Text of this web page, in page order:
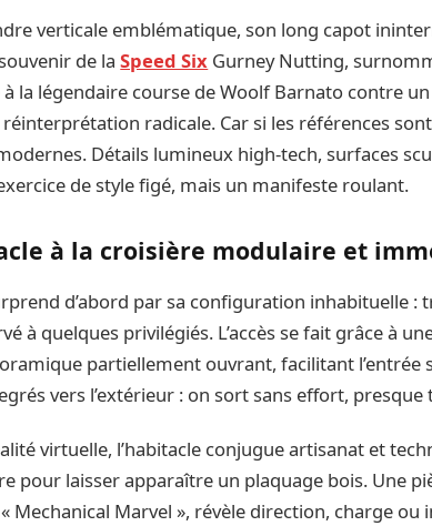
verticale emblématique, son long capot
de laSpeed Six Gurney Nutting,
la légendaire course de Woolf Barnato contre
réinterprétation radicale. Car si les références
Détails lumineux high-tech, surfaces
de style figé, mais un manifeste roulant.
à la croisière modulaire et
d’abord par sa configuration inhabituelle
à quelques privilégiés. L’accès se fait grâce à
partiellement ouvrant, facilitant l’entrée
vers l’extérieur : on sort sans effort,
virtuelle, l’habitacle conjugue artisanat et
pour laisser apparaître un plaquage bois. Une
Mechanical Marvel », révèle direction, charge